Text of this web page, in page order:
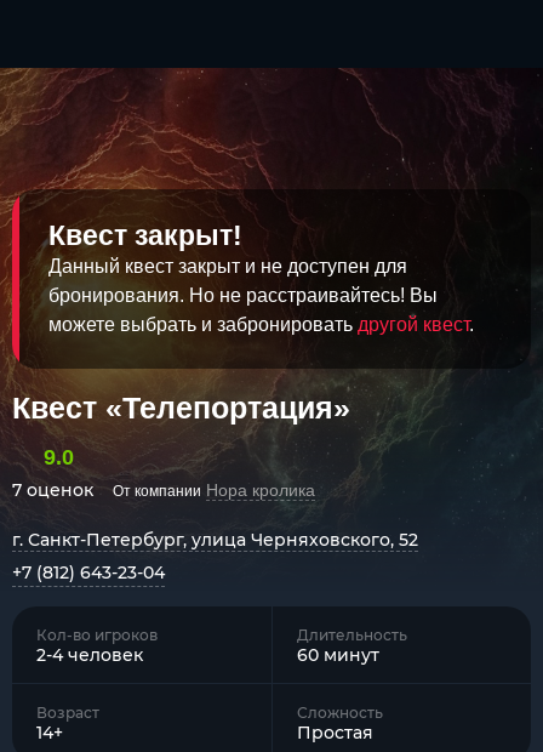
Квест закрыт!
Данный квест закрыт и не доступен для
бронирования. Но не расстраивайтесь! Вы
можете выбрать и забронировать другой квест.
Квест «Телепортация»
9.0
7 оценок От компании Нора кролика
г. Санкт-Петербург, улица Черняховского, 52
+7 (812) 643-23-04
Кол-во игроков
2-4 человек
Длительность
60 минут
Возраст
14+
Сложность
Простая